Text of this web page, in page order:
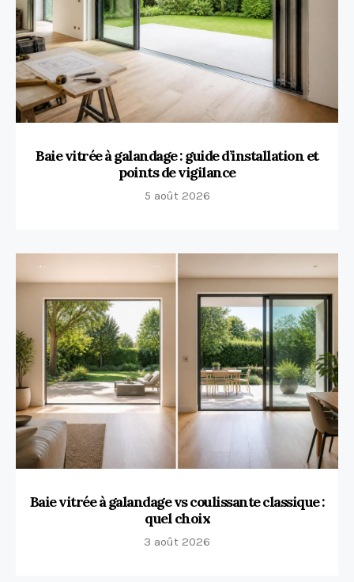
Baie vitrée à galandage : guide d’installation et
points de vigilance
5 août 2026
Baie vitrée à galandage vs coulissante classique :
quel choix
3 août 2026